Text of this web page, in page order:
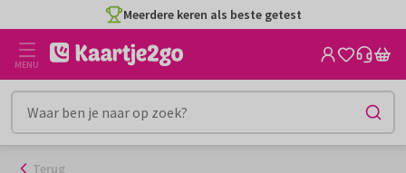
naar
inhoud
Meerdere keren als beste getest
MENU
Terug